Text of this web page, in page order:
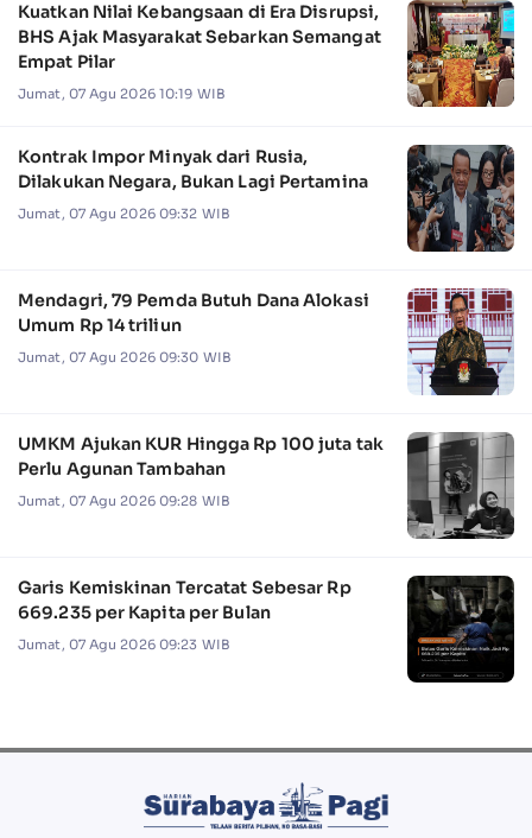
Kuatkan Nilai Kebangsaan di Era Disrupsi,
BHS Ajak Masyarakat Sebarkan Semangat
Empat Pilar
Jumat, 07 Agu 2026 10:19 WIB
Kontrak Impor Minyak dari Rusia,
Dilakukan Negara, Bukan Lagi Pertamina
Jumat, 07 Agu 2026 09:32 WIB
Mendagri, 79 Pemda Butuh Dana Alokasi
Umum Rp 14 triliun
Jumat, 07 Agu 2026 09:30 WIB
UMKM Ajukan KUR Hingga Rp 100 juta tak
Perlu Agunan Tambahan
Jumat, 07 Agu 2026 09:28 WIB
Garis Kemiskinan Tercatat Sebesar Rp
669.235 per Kapita per Bulan
Jumat, 07 Agu 2026 09:23 WIB